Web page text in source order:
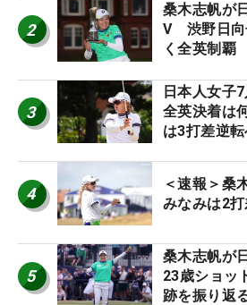
2
桑木志帆が
V 渋野日向
く全英制覇
3
日本人女子
全英決着は
は3打差逆
4
＜速報＞桑
みなみは2
5
桑木志帆が
23歳ショッ
跡を振り返